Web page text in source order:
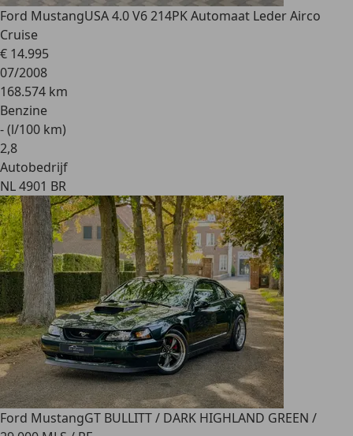
Ford MustangUSA 4.0 V6 214PK Automaat Leder Airco
Cruise
€ 14.995
07/2008
168.574 km
Benzine
- (l/100 km)
2,8
Autobedrijf
NL 4901 BR
Ford MustangGT BULLITT / DARK HIGHLAND GREEN /